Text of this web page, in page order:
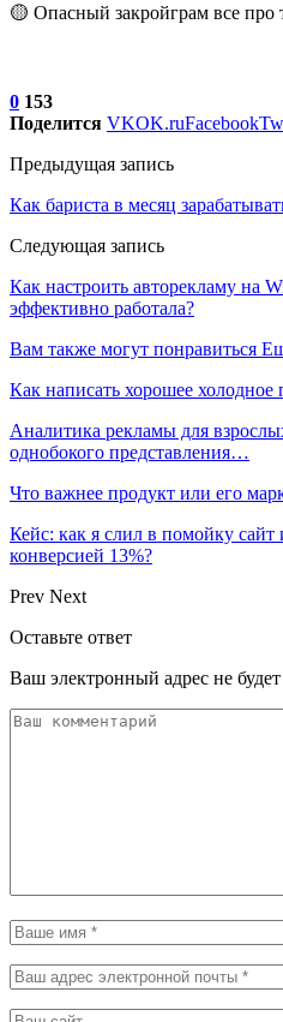
🟡 Опасный закройграм все
0 153
Поделится VKOK.ruFacebook
Предыдущая запись
Как бариста в месяц
Следующая запись
Как настроить авторекламу на
эффективно работала?
Вам также могут понравиться
Как написать хорошее
Аналитика рекламы для
однобокого представления…
Что важнее продукт или его
Кейс: как я слил в помойку сайт
конверсией 13%?
Prev Next
Оставьте ответ
Ваш электронный адрес не